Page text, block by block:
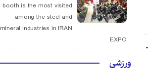
booth is the most visited
among the steel and
mineral industries in IRAN
EXPO
ورزشی